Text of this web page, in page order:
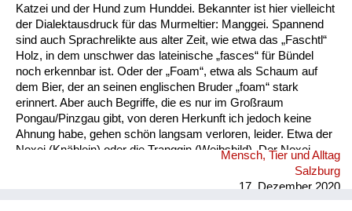
Katzei und der Hund zum Hunddei. Bekannter ist hier vielleicht
der Dialektausdruck für das Murmeltier: Manggei. Spannend
sind auch Sprachrelikte aus alter Zeit, wie etwa das „Faschtl“
Holz, in dem unschwer das lateinische „fasces“ für Bündel
noch erkennbar ist. Oder der „Foam“, etwa als Schaum auf
dem Bier, der an seinen englischen Bruder „foam“ stark
erinnert. Aber auch Begriffe, die es nur im Großraum
Pongau/Pinzgau gibt, von deren Herkunft ich jedoch keine
Ahnung habe, gehen schön langsam verloren, leider. Etwa der
Noxei (Knäblein) oder die Tranggin (Weibsbild). Der Noxei
kann dabei „kasig“ sein, also herzig, die Tranggin durchaus
Mensch, Tier und Alltag
Salzburg
17. Dezember 2020